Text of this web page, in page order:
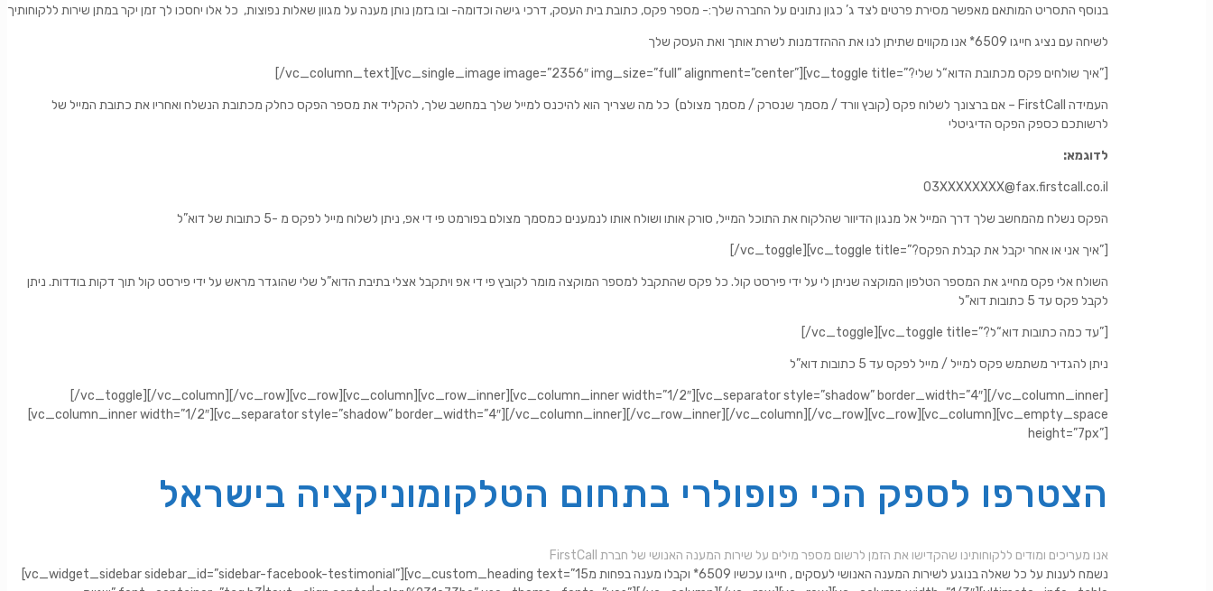
בנוסף התסריט המותאם מאפשר מסירת פרטים לצד ג’ כגון נתונים על החברה שלך:- מספר פקס, כתובת בית העסק, דרכי גישה וכדומה- ובו בזמן נותן מענה על מגוון שאלות נפוצות, כל אלו יחסכו לך זמן יקר במתן שירות ללקוחותיך
לשיחה עם נציג חייגו 6509* אנו מקווים שתיתן לנו את הההזדמנות לשרת אותך ואת העסק שלך
[/vc_column_text][vc_single_image image=”2356″ img_size=”full” alignment=”center”][vc_toggle title=”?איך שולחים פקס מכתובת הדוא“ל שלי”]
אם ברצונך לשלוח פקס (קובץ וורד / מסמך שנסרק / מסמך מצולם) כל מה שצריך הוא להיכנס למייל שלך במחשב שלך, להקליד את מספר הפקס כחלק מכתובת הנשלח ואחריו את כתובת המייל של – FirstCall העמידה
לרשותכם כספק הפקס הדיגיטלי
:לדוגמא
03XXXXXXXX@fax.firstcall.co.il
הפקס נשלח מהמחשב שלך דרך המייל אל מנגון הדיוור שהלקוח את התוכל המייל, סורק אותו ושולח אותו לנמענים כמסמך מצולם בפורמט פי די אפ, ניתן לשלוח מייל לפקס מ -5 כתובות של דוא”ל
[/vc_toggle][vc_toggle title=”?איך אני או אחר יקבל את קבלת הפקס”]
השולח אלי פקס מחייג את המספר הטלפון המוקצה שניתן לי על ידי פירסט קול. כל פקס שהתקבל למספר המוקצה מומר לקובץ פי די אפ ויתקבל אצלי בתיבת הדוא”ל שלי שהוגדר מראש על ידי פירסט קול תוך דקות בודדות. ניתן
לקבל פקס עד 5 כתובות דוא”ל
[/vc_toggle][vc_toggle title=”?עד כמה כתובות דוא“ל”]
ניתן להגדיר משתמש פקס למייל / מייל לפקס עד 5 כתובות דוא”ל
[/vc_toggle][/vc_column][/vc_row][vc_row][vc_column][vc_row_inner][vc_column_inner width=”1/2″][vc_separator style=”shadow” border_width=”4″][/vc_column_inner]
[vc_column_inner width=”1/2″][vc_separator style=”shadow” border_width=”4″][/vc_column_inner][/vc_row_inner][/vc_column][/vc_row][vc_row][vc_column][vc_empty_space
height=”7px”]
הצטרפו לספק הכי פופולרי בתחום הטלקומוניקציה בישראל
FirstCall אנו מעריכים ומודים ללקוחותינו שהקדישו את הזמן לרשום מספר מילים על שירות המענה האנושי של חברת
[vc_widget_sidebar sidebar_id=”sidebar-facebook-testimonial”][vc_custom_heading text=”נשמח לענות על כל שאלה בנוגע לשירות המענה האנושי לעסקים , חייגו עכשיו 6509* וקבלו מענה בפחות מ15